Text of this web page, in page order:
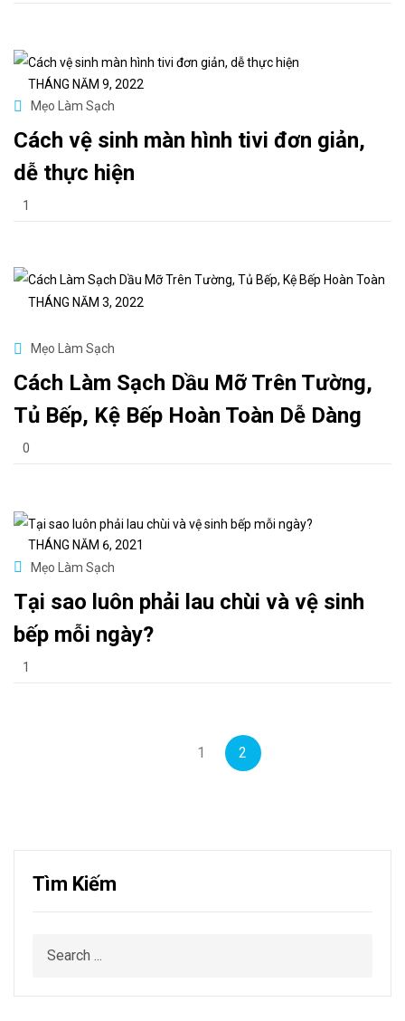
Tìm Kiếm
THÁNG NĂM 9, 2022
Mẹo Làm Sạch
Cách vệ sinh màn hình tivi đơn giản,
dễ thực hiện
1
THÁNG NĂM 3, 2022
Mẹo Làm Sạch
Cách Làm Sạch Dầu Mỡ Trên Tường,
Tủ Bếp, Kệ Bếp Hoàn Toàn Dễ Dàng
0
THÁNG NĂM 6, 2021
Mẹo Làm Sạch
Tại sao luôn phải lau chùi và vệ sinh
bếp mỗi ngày?
1
1 2